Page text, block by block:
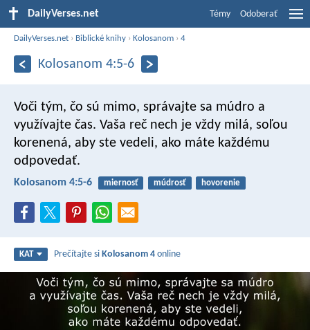
DailyVerses.net Témy Odoberať
DailyVerses.net › Biblické knihy ›Kolosanom ›4
Kolosanom 4:5-6
Voči tým, čo sú mimo, správajte sa múdro a
využívajte čas. Vaša reč nech je vždy milá, soľou
korenená, aby ste vedeli, ako máte každému
odpovedať.
Kolosanom 4:5-6 miernosť múdrosť hovorenie
KAT Prečítajte siKolosanom 4 online